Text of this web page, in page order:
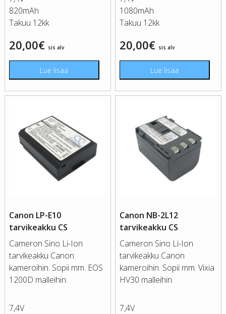
820mAh
Takuu 12kk
20,00€ sis alv
Lue lisää
1080mAh
Takuu 12kk
20,00€ sis alv
Lue lisää
Canon LP-E10
tarvikeakku CS
Cameron Sino Li-Ion
tarvikeakku Canon
kameroihin. Sopii mm. EOS
1200D malleihin.
7,4V
Canon NB-2L12
tarvikeakku CS
Cameron Sino Li-Ion
tarvikeakku Canon
kameroihin. Sopii mm. Vixia
HV30 malleihin.
7,4V